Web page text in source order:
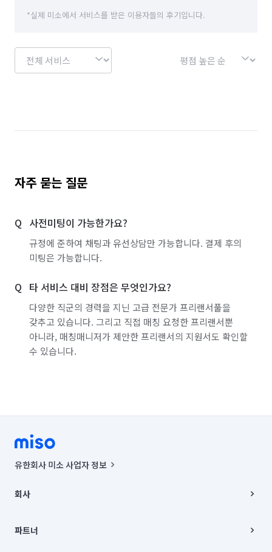
*실제 미소에서 서비스를 받은 이용자들의 후기입니다.
자주 묻는 질문
사전미팅이 가능한가요?
규정에 준하여 채팅과 유선상담만 가능합니다. 결제 후의
미팅은 가능합니다.
타 서비스 대비 장점은 무엇인가요?
다양한 직군의 경력을 지닌 고급 전문가 프리랜서풀을
갖추고 있습니다. 그리고 직접 매칭 요청한 프리랜서뿐
아니라, 매칭매니저가 제안한 프리랜서의 지원서도 확인할
수 있습니다.
유한회사 미소 사업자 정보
00019 |
주소 | 본사: 서울특별시 종로구 율곡로 6(중학동, 트윈트리빌딩) B동 5층
컨택센터 : 서울특별시 종로구 수송동 율곡로 24, 7층, 8층 미소
회사
채용
파트너